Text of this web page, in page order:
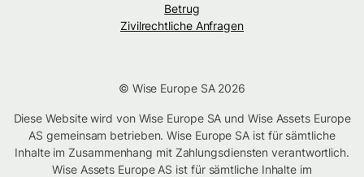
Betrug
Zivilrechtliche Anfragen
© Wise Europe SA 2026
Diese Website wird von Wise Europe SA und Wise Assets Europe
AS gemeinsam betrieben. Wise Europe SA ist für sämtliche
Inhalte im Zusammenhang mit Zahlungsdiensten verantwortlich.
Wise Assets Europe AS ist für sämtliche Inhalte im